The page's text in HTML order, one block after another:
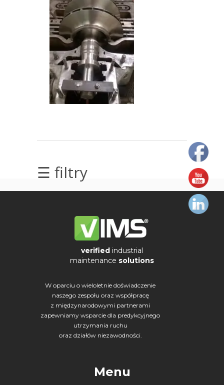
☰ filtry
Olej/Tribologia
Wibrodiagnostyka
Wizualizacja
verified industrial
maintenance solutions
W oparciu o wieloletnie doświadczenie
naszego zespołu oraz współpracę
z międzynarodowymi partnerami
zapewniamy wsparcie dla predykcyjnego
utrzymania ruchu
oraz działów niezawodności.
Menu